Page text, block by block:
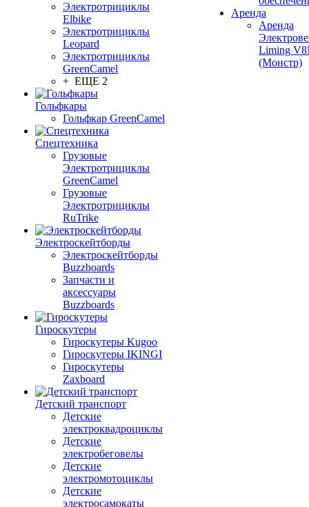
Электротрициклы
Elbike
Электротрициклы
Leopard
Электротрициклы
GreenCamel
+ ЕЩЕ 2
Гольфкары
Гольфкар GreenCamel
Спецтехника
Грузовые
Электротрициклы
GreenCamel
Грузовые
Электротрициклы
RuTrike
Электроскейтборды
Электроскейтборды
Buzzboards
Запчасти и
аксессуары
Buzzboards
Гироскутеры
Гироскутеры Kugoo
Гироскутеры IKINGI
Гироскутеры
Zaxboard
Детский транспорт
Детские
электроквадроциклы
Детские
электробеговелы
Детские
электромотоциклы
Детские
электросамокаты
Аренда
Аренда
Liming
(Монстр)